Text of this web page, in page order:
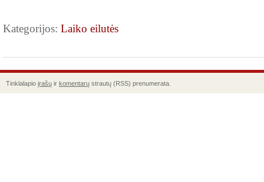
Kategorijos: Laiko eilutės
Tinklalapio įrašų ir komentarų strautų (RSS) prenumerata.